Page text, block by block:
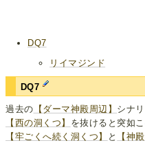
DQ7
リイマジンド
DQ7
過去の 【ダーマ神殿周辺】 シナ
【西の洞くつ】 を抜けると突如
【牢ごくへ続く洞くつ】
と 【神